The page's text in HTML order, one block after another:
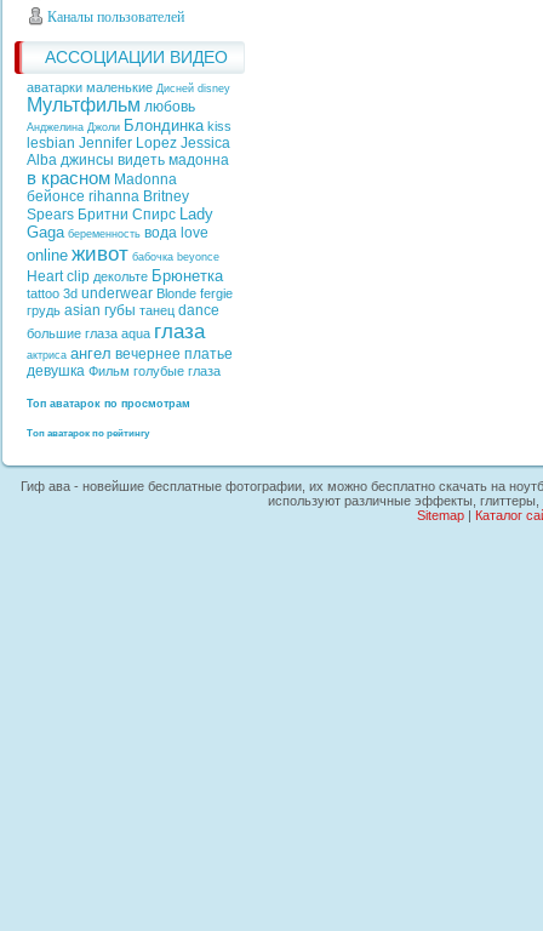
Каналы пользователей
АССОЦИАЦИИ ВИДЕО
аватарки маленькие Дисней disney
Мультфильм любовь
Анджелина Джоли Блондинка kiss
lesbian Jennifer Lopez Jessica
Alba джинсы видеть мадонна
в красном Madonna
бейонсе rihanna Britney
Spears Бритни Спирс Lady
Gaga беременность вода love
online живот бабочка beyonce
Heart clip декольте Брюнетка
tattoo 3d underwear Blonde fergie
грудь asian губы танец dance
большие глаза aqua глаза
актриса ангел вечернее платье
девушка Фильм голубые глаза
Топ аватарок по просмотрам
Топ аватарок по рейтингу
Гиф ава - новейшие бесплатные фотографии, их можно бесплатно скачать на
используют различные эффекты,
Sitemap| Каталог